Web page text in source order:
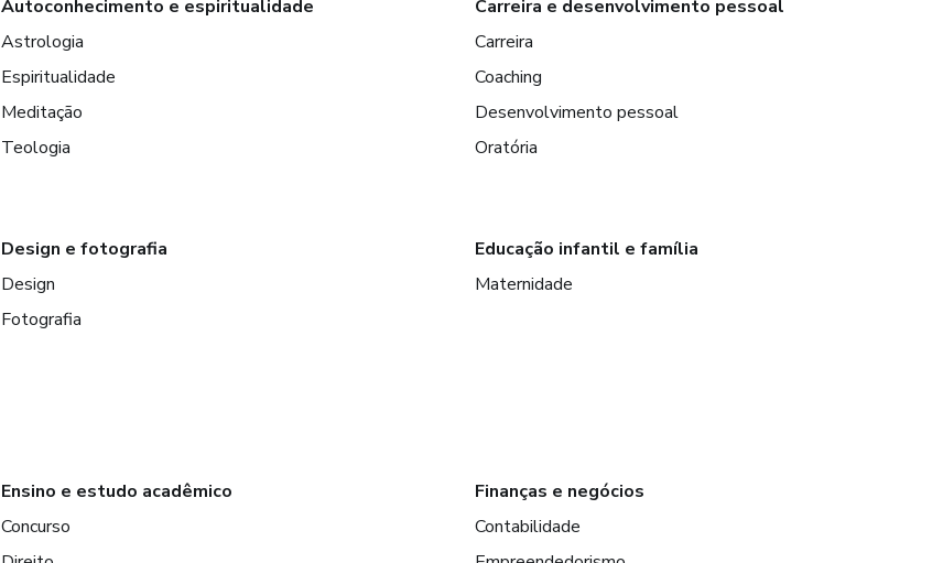
Autoconhecimento e espiritualidade
Astrologia
Espiritualidade
Meditação
Teologia
Carreira e desenvolvimento pessoal
Carreira
Coaching
Desenvolvimento pessoal
Oratória
Design e fotografia
Design
Fotografia
Educação infantil e família
Maternidade
Ensino e estudo acadêmico
Concurso
Finanças e negócios
Contabilidade